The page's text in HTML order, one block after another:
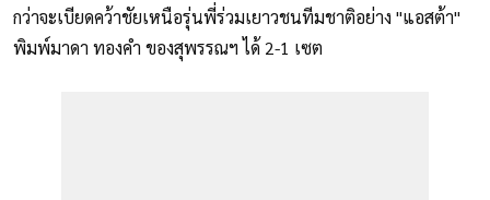
กว่าจะเบียดคว้าชัยเหนือรุ่นพี่ร่วมเยาวชนทีมชาติอย่าง "แอสต้า"
พิมพ์มาดา ทองคำ ของสุพรรณฯ ได้ 2-1 เซต